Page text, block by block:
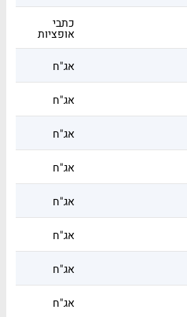
כתבי
אופציות
אג"ח
אג"ח
אג"ח
אג"ח
אג"ח
אג"ח
אג"ח
אג"ח